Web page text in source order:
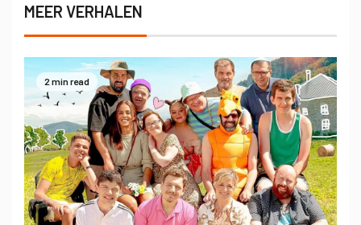
MEER VERHALEN
2 min read